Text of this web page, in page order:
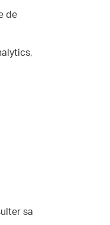
de
sa